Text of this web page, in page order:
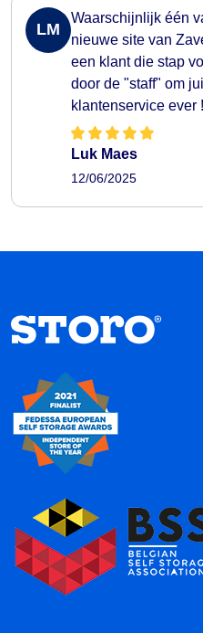
LM
Waarschijnlijk één
nieuwe site van Zaventem.
een klant die stap
door de "staff" om
Luk Maes
12/06/2025